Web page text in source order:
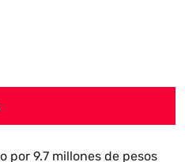
por 9.7 millones de pesos